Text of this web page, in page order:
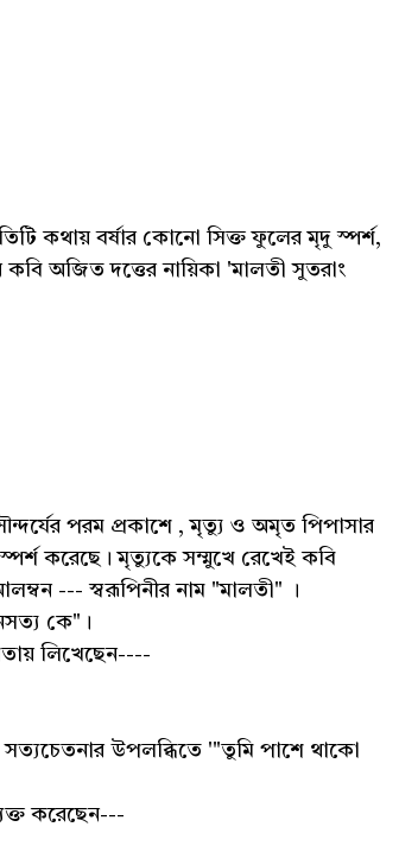
কথায় বর্ষার কোনো সিক্ত ফুলের মৃদু স্পর্শ,
অজিত দত্তের নায়িকা 'মালতী সুতরাং
পরম প্রকাশে , মৃত্যু ও অমৃত পিপাসার
করেছে। মৃত্যুকে সম্মুখে রেখেই কবি
--- স্বরূপিনীর নাম "মালতী" ।
কে"‌।
লিখেছেন----
সত্যচেতনার উপলব্ধিতে '"তুমি পাশে থাকো
করেছেন---